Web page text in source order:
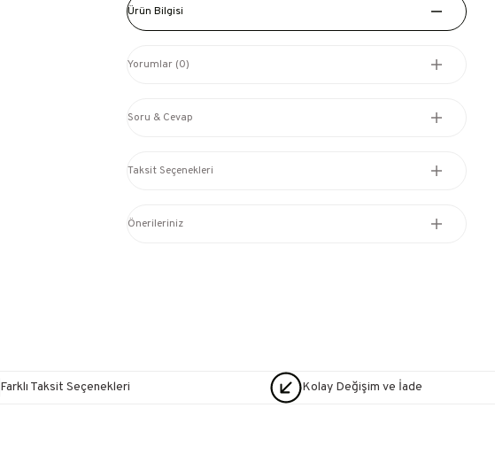
Ürün Bilgisi
Yorumlar (0)
Soru & Cevap
Taksit Seçenekleri
Önerileriniz
Farklı Taksit Seçenekleri Kolay Değişim ve İade